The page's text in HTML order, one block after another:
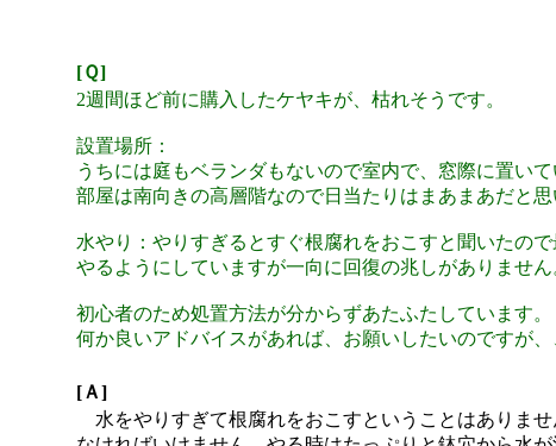
[Ｑ]
2週間ほど前に購入したケヤキが、枯れそうです。
設置場所：
うちには庭もベランダもないので室内で、窓際に置いて
部屋は南向きの高層階なので日当たりはまあまあだと思
水やり：やりすぎるとすぐ根腐れをおこすと聞いたの
やるようにしていますが一向に回復の兆しがありません
初心者のため処置方法が分からずあたふたしています。
何か良いアドバイスがあれば、お願いしたいのですが、
[Ａ]
水をやりすぎて根腐れをおこすということはありま